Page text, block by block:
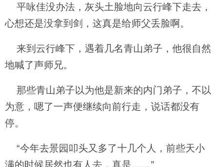
平咏佳没办法，灰头土脸地向云行峰下走去，
心想还是没拿到剑，这真是给师父丢脸啊。
来到云行峰下，遇着几名青山弟子，他很自然
地喊了声师兄。
那些青山弟子以为他是新来的内门弟子，不以
为意，嗯了一声便继续向前行走，说话都没有
停。
“今年去景园叩头又多了十几个人，前些天小
满的时候居然也有人去，真是……”